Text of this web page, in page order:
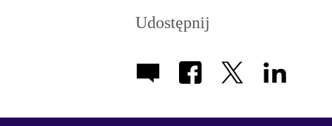
Udostępnij